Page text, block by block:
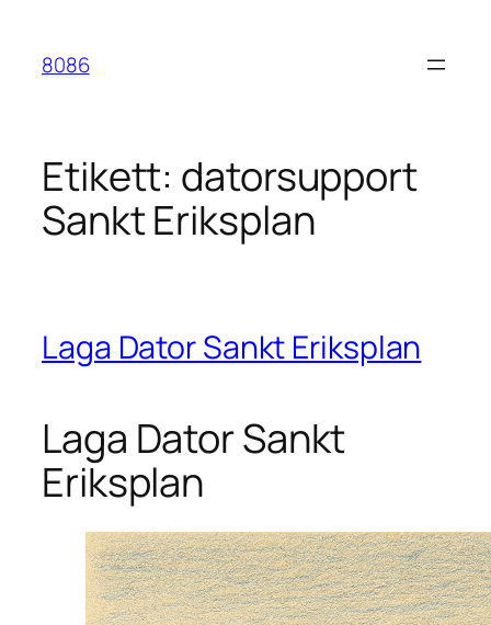
innehåll
8086
Etikett: datorsupport
Sankt Eriksplan
Laga Dator Sankt Eriksplan
Laga Dator Sankt
Eriksplan